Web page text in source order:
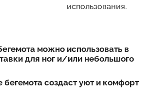
использования.
можно использовать в
для ног и/или небольшого
создаст уют и комфорт